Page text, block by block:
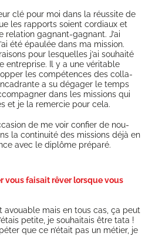
clé pour moi dans la réus­site de
les rap­ports soient cor­diaux et
rela­tion gagnant-gagnant. J’ai
été épau­lée dans ma mis­sion.
pour les­quelles j’ai sou­hai­té
entre­prise. Il y a une véri­table
les com­pé­tences des col­la­
a su déga­ger le temps
dans les mis­sions qui
et je la remer­cie pour cela.
de me voir confier de nou­
la conti­nui­té des mis­sions déjà en
avec le diplôme préparé.
vous faisait rêver lorsque vous
avouable mais en tous cas, ça peut
petite, je sou­hai­tais être tata !
que ce n’était pas un métier, je